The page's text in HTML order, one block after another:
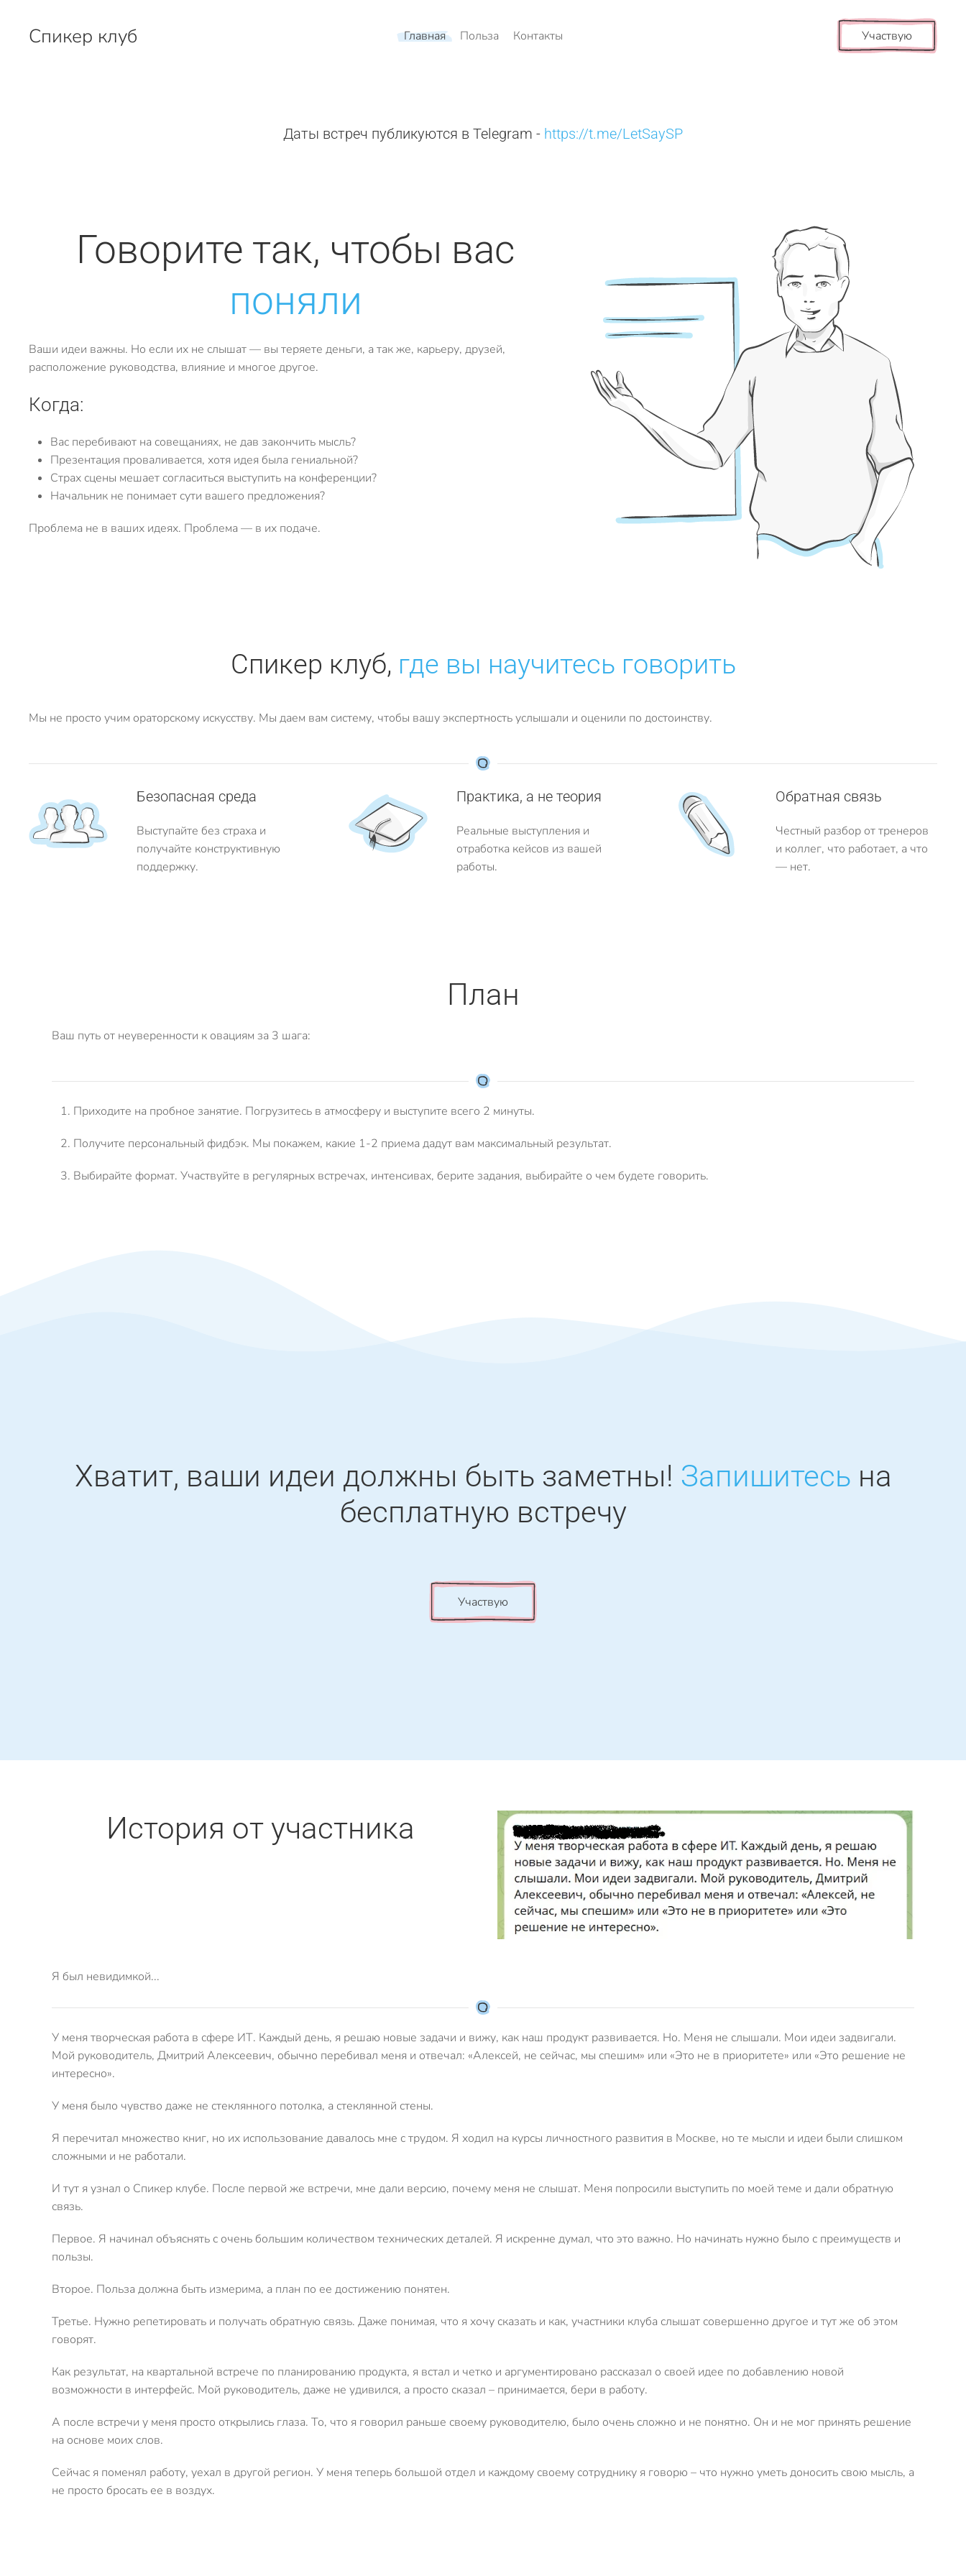
Перейти к содержимому
Спикер клуб Главная Польза Контакты Участвую
Даты встреч публикуются в Telegram - https://t.me/LetSaySP
Говорите так, чтобы вас
поняли
Ваши идеи важны. Но если их не слышат — вы теряете деньги, а так же, карьеру, друзей,
расположение руководства, влияние и многое другое.
Когда:
Вас перебивают на совещаниях, не дав закончить мысль?
Презентация проваливается, хотя идея была гениальной?
Страх сцены мешает согласиться выступить на конференции?
Начальник не понимает сути вашего предложения?
Проблема не в ваших идеях. Проблема — в их подаче.
Спикер клуб, где вы научитесь говорить
Мы не просто учим ораторскому искусству. Мы даем вам систему, чтобы вашу экспертность услышали и оценили по достоинству.
Безопасная среда
Выступайте без страха и
получайте конструктивную
поддержку.
Практика, а не теория
Реальные выступления и
отработка кейсов из вашей
работы.
Обратная связь
Честный разбор от тренеров
и коллег, что работает, а что
— нет.
План
Ваш путь от неуверенности к овациям за 3 шага:
Приходите на пробное занятие. Погрузитесь в атмосферу и выступите всего 2 минуты.
Получите персональный фидбэк. Мы покажем, какие 1-2 приема дадут вам максимальный результат.
Выбирайте формат. Участвуйте в регулярных встречах, интенсивах, берите задания, выбирайте о чем будете говорить.
Хватит, ваши идеи должны быть заметны! Запишитесь на
бесплатную встречу
Участвую
История от участника
Я был невидимкой...
У меня творческая работа в сфере ИТ. Каждый день, я решаю новые задачи и вижу, как наш продукт развивается. Но. Меня не слышали. Мои идеи задвигали.
Мой руководитель, Дмитрий Алексеевич, обычно перебивал меня и отвечал: «Алексей, не сейчас, мы спешим» или «Это не в приоритете» или «Это решение не
интересно».
У меня было чувство даже не стеклянного потолка, а стеклянной стены.
Я перечитал множество книг, но их использование давалось мне с трудом. Я ходил на курсы личностного развития в Москве, но те мысли и идеи были слишком
сложными и не работали.
И тут я узнал о Спикер клубе. После первой же встречи, мне дали версию, почему меня не слышат. Меня попросили выступить по моей теме и дали обратную
связь.
Первое. Я начинал объяснять с очень большим количеством технических деталей. Я искренне думал, что это важно. Но начинать нужно было с преимуществ и
пользы.
Второе. Польза должна быть измерима, а план по ее достижению понятен.
Третье. Нужно репетировать и получать обратную связь. Даже понимая, что я хочу сказать и как, участники клуба слышат совершенно другое и тут же об этом
говорят.
Как результат, на квартальной встрече по планированию продукта, я встал и четко и аргументировано рассказал о своей идее по добавлению новой
возможности в интерфейс. Мой руководитель, даже не удивился, а просто сказал – принимается, бери в работу.
А после встречи у меня просто открылись глаза. То, что я говорил раньше своему руководителю, было очень сложно и не понятно. Он и не мог принять решение
на основе моих слов.
Сейчас я поменял работу, уехал в другой регион. У меня теперь большой отдел и каждому своему сотруднику я говорю – что нужно уметь доносить свою мысль, а
не просто бросать ее в воздух.